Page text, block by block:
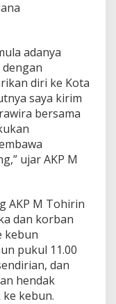
adanya
diri ke Kota
saya kirim
bersama
ujar AKP M
AKP M Tohirin
dan korban
kebun
pukul 11.00
dan
hendak
kebun.